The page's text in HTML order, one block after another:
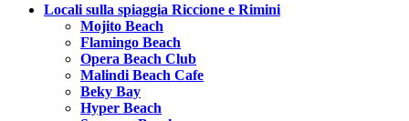
Locali sulla spiaggia Riccione e Rimini
Mojito Beach
Flamingo Beach
Opera Beach Club
Malindi Beach Cafe
Beky Bay
Hyper Beach